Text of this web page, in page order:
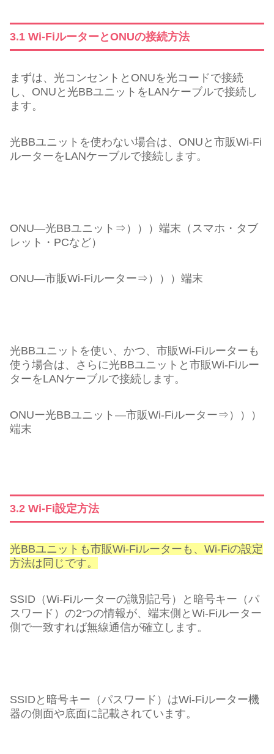
3.1 Wi-FiルーターとONUの接続方法
まずは、光コンセントとONUを光コードで接続
し、ONUと光BBユニットをLANケーブルで接続し
ます。
光BBユニットを使わない場合は、ONUと市販Wi-Fi
ルーターをLANケーブルで接続します。
ONU―光BBユニット⇒）））端末（スマホ・タブ
レット・PCなど）
ONU―市販Wi-Fiルーター⇒）））端末
光BBユニットを使い、かつ、市販Wi-Fiルーターも
使う場合は、さらに光BBユニットと市販Wi-Fiルー
ターをLANケーブルで接続します。
ONUー光BBユニット―市販Wi-Fiルーター⇒）））
端末
3.2 Wi-Fi設定方法
光BBユニットも市販Wi-Fiルーターも、Wi-Fiの設定
方法は同じです。
SSID（Wi-Fiルーターの識別記号）と暗号キー（パ
スワード）の2つの情報が、端末側とWi-Fiルーター
側で一致すれば無線通信が確立します。
SSIDと暗号キー（パスワード）はWi-Fiルーター機
器の側面や底面に記載されています。